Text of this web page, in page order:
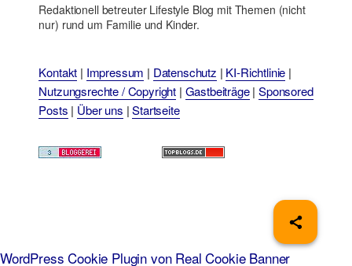
Redaktionell betreuter Lifestyle Blog mit Themen (nicht
nur) rund um Familie und Kinder.
Kontakt | Impressum | Datenschutz | KI-Richtlinie |
Nutzungsrechte / Copyright | Gastbeiträge|Sponsored
Posts | Über uns |Startseite
WordPress Cookie Plugin von Real Cookie Banner